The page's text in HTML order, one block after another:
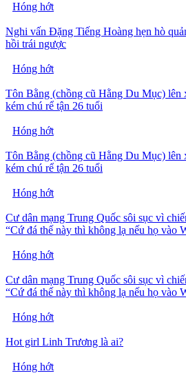
Hóng hớt
Nghi vấn Đặng Tiếng Hoàng hẹn hò
hồi trái ngược
Hóng hớt
Tôn Bằng (chồng cũ Hằng Du Mục) lên
kém chú rể tận 26 tuổi
Hóng hớt
Tôn Bằng (chồng cũ Hằng Du Mục) lên
kém chú rể tận 26 tuổi
Hóng hớt
Cư dân mạng Trung Quốc sôi sục vì
“Cứ đá thế này thì không lạ nếu họ vào
Hóng hớt
Cư dân mạng Trung Quốc sôi sục vì
“Cứ đá thế này thì không lạ nếu họ vào
Hóng hớt
Hot girl Linh Trương là ai?
Hóng hớt